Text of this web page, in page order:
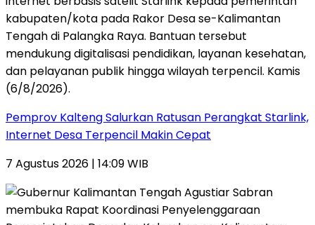
Pemprov Kalteng Salurkan Ratusan Perangkat Starlink,
Internet Desa Terpencil Makin Cepat
7 Agustus 2026 | 14:09 WIB